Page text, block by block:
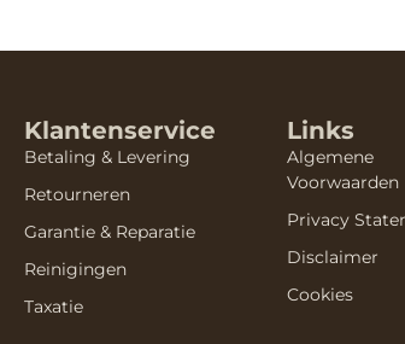
Klantenservice
Betaling & Levering
Retourneren
Garantie & Reparatie
Reinigingen
Taxatie
Links
Algemene
Voorwaarden
Privacy
Disclaimer
Cookies